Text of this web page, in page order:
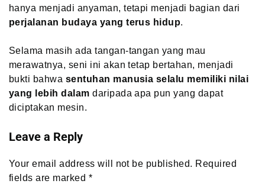
hanya menjadi anyaman, tetapi menjadi bagian dari
perjalanan budaya yang terus hidup.
Selama masih ada tangan-tangan yang mau
merawatnya, seni ini akan tetap bertahan, menjadi
bukti bahwa sentuhan manusia selalu memiliki nilai
yang lebih dalam daripada apa pun yang dapat
diciptakan mesin.
Leave a Reply
Your email address will not be published. Required
fields are marked *